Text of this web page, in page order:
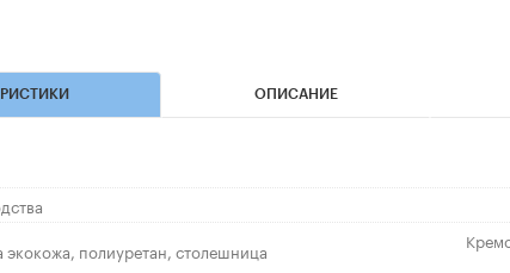
ОПИСАНИЕ
экокожа, полиуретан, столешница